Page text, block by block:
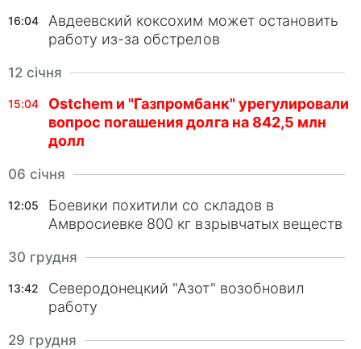
16:04
Авдеевский коксохим может остановить
работу из-за обстрелов
12 січня
15:04
Ostchem и "Газпромбанк" урегулировали
вопрос погашения долга на 842,5 млн
долл
06 січня
12:05
Боевики похитили со складов в
Амвросиевке 800 кг взрывчатых веществ
30 грудня
13:42
Северодонецкий "Азот" возобновил
работу
29 грудня